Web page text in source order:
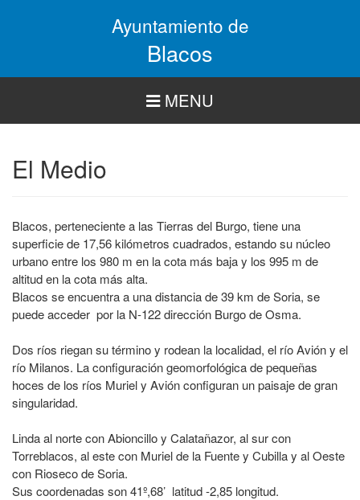
Ayuntamiento de
Blacos
MENU
El Medio
Blacos, perteneciente a las Tierras del Burgo, tiene una
superficie de 17,56 kilómetros cuadrados, estando su núcleo
urbano entre los 980 m en la cota más baja y los 995 m de
altitud en la cota más alta.
Blacos se encuentra a una distancia de 39 km de Soria, se
puede acceder por la N-122 dirección Burgo de Osma.
Dos ríos riegan su término y rodean la localidad, el río Avión y el
río Milanos. La configuración geomorfológica de pequeñas
hoces de los ríos Muriel y Avión configuran un paisaje de gran
singularidad.
Linda al norte con Abioncillo y Calatañazor, al sur con
Torreblacos, al este con Muriel de la Fuente y Cubilla y al Oeste
con Rioseco de Soria.
Sus coordenadas son 41º,68’ latitud -2,85 longitud.